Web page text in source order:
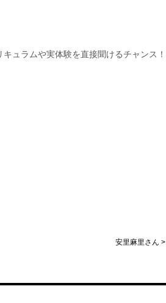
ュラムや実体験を直接聞けるチャンス！
安里麻里さん >